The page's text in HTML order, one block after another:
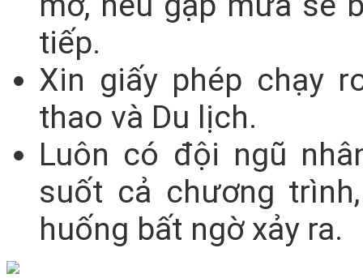
tiếp.
Xin giấy phép chạy
thao và Du lịch.
Luôn có đội ngũ
suốt cả chương
huống bất ngờ xảy ra.